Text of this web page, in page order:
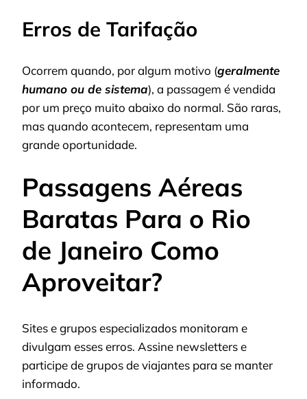
Erros de Tarifação
Ocorrem quando, por algum motivo (geralmente
humano ou de sistema), a passagem é vendida
por um preço muito abaixo do normal. São raras,
mas quando acontecem, representam uma
grande oportunidade.
Passagens Aéreas
Baratas Para o Rio
de Janeiro Como
Aproveitar?
Sites e grupos especializados monitoram e
divulgam esses erros. Assine newsletters e
participe de grupos de viajantes para se manter
informado.